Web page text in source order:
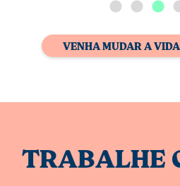
VENHA MUDAR A
TRABALHE